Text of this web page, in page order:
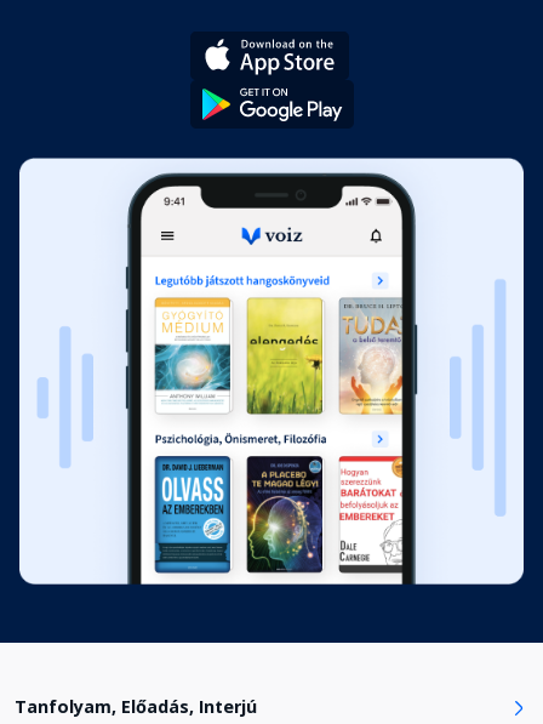
Tanfolyam, Előadás, Interjú